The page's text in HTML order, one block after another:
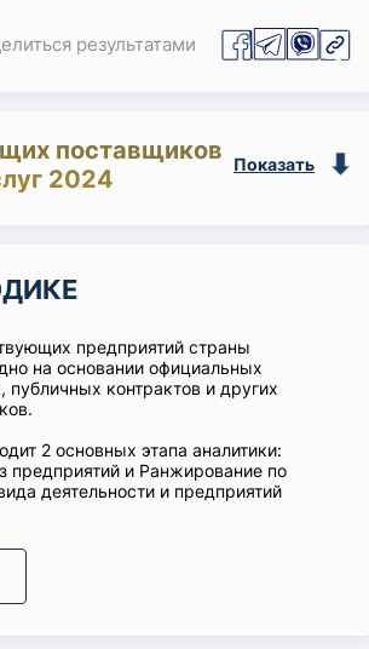
результатами
поставщиков
2024
Показать
предприятий страны
на основании официальных
публичных контрактов и других
2 основных этапа аналитики:
предприятий и Ранжирование по
деятельности и предприятий